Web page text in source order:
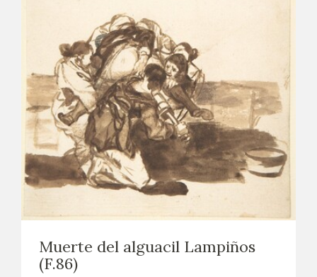
Muerte del alguacil Lampiños
(F.86)